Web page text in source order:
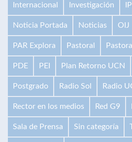
Internacional Investigación
Noticia Portada Noticias OIJ
PAR Explora Pastoral
PDE PEI Plan Retorno UCN
Postgrado Radio Sol Radio
Rector en los medios Red G9
Sala de Prensa Sin categoría